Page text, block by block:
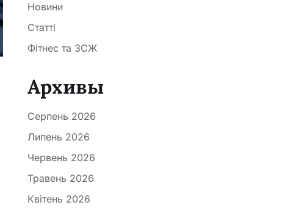
Новини
Статті
Фітнес та ЗСЖ
Архивы
Серпень 2026
Липень 2026
Червень 2026
Травень 2026
Квітень 2026